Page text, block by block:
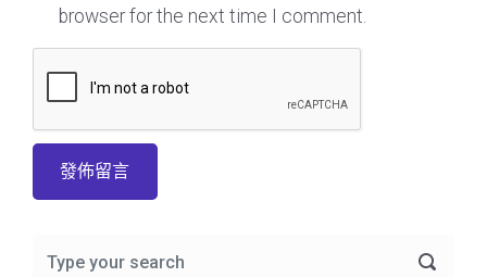
browser for the next time I comment.